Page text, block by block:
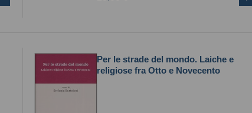
Per le strade del mondo. Laiche e
religiose fra Otto e Novecento